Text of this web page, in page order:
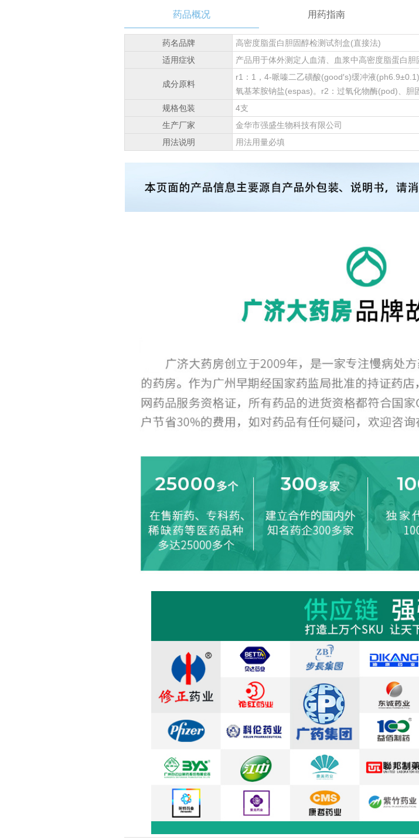
药品概况 用药指南
药名品牌
高密度脂蛋白胆固醇检测试剂盒(直接法)
适用症状
产品用于体外测定人血清、血浆中高密度脂蛋白胆
成分原料
r1：1，4-哌嗪二乙磺酸(good′s)缓冲液
氧基苯胺钠盐(espas)。r2：过氧化物酶(pod)、胆
规格包装
4支
生产厂家
金华市强盛生物科技有限公司
用法说明
用法用量必填